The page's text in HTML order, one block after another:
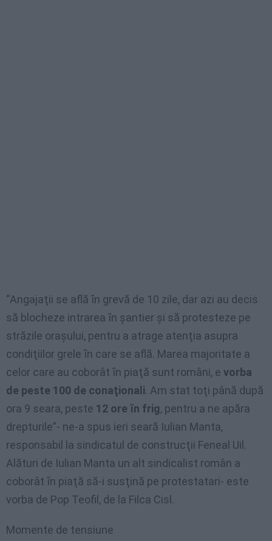
“Angajaţii se află ȋn grevă de 10 zile, dar azi au decis
să blocheze intrarea ȋn şantier şi să protesteze pe
străzile oraşului, pentru a atrage atenţia asupra
condiţiilor grele ȋn care se află. Marea majoritate a
celor care au coborât ȋn piaţă sunt români, e vorba
de peste 100 de conaţionali. Am stat toţi până după
ora 9 seara, peste 12 ore ȋn frig, pentru a ne apăra
drepturile”- ne-a spus ieri seară Iulian Manta,
responsabil la sindicatul de construcţii Feneal Uil.
Alături de Iulian Manta un alt sindicalist român a
coborât ȋn piaţă să-i susţină pe protestatari- este
vorba de Pop Teofil, de la Filca Cisl.
Momente de tensiune